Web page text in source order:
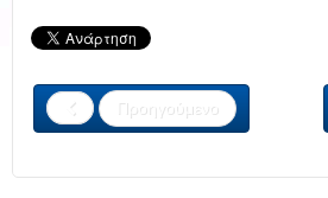
Προηγούμενο